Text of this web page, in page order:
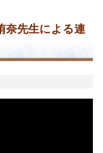
奈先生による連